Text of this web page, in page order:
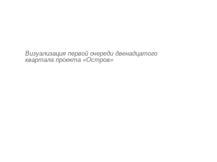
Визуализация первой очереди двенадцатого
квартала проекта «Остров»